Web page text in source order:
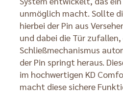
unmöglich macht. Sollte
hierbei der Pin aus
und dabei die Tür
Schließmechanismus
der Pin springt heraus.
im hochwertigen KD
macht diese sichere